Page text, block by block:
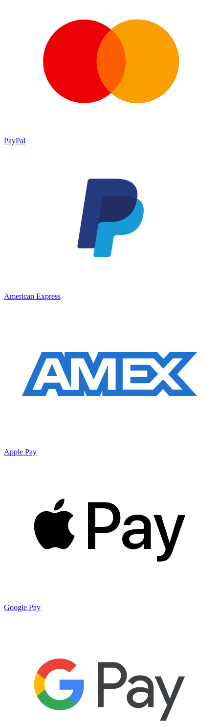
PayPal
American Express
Apple Pay
Google Pay